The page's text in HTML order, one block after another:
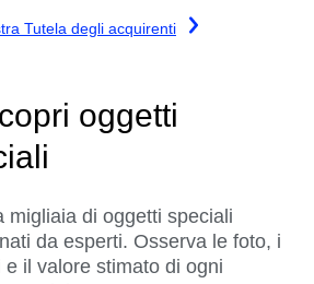
Tutela degli acquirenti
oggetti
migliaia di oggetti speciali
da esperti. Osserva le foto, i
e il valore stimato di ogni